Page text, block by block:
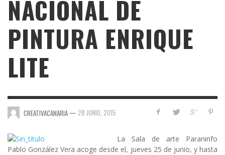
NACIONAL DE
PINTURA ENRIQUE
LITE
CREATIVACANARIA — 28 JUNIO, 2015
La Sala de arte Paraninfo
Pablo González Vera acoge desde el, jueves 25 de junio, y hasta